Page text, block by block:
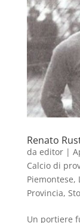
Renato
da editor|
Calcio di
Piemontese,
Provincia,
Un portiere